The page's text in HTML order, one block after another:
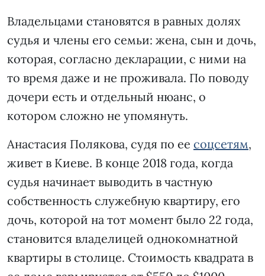
Владельцами становятся в равных долях
судья и члены его семьи: жена, сын и дочь,
которая, согласно декларации, с ними на
то время даже и не проживала. По поводу
дочери есть и отдельный нюанс, о
котором сложно не упомянуть.
Анастасия Полякова, судя по ее соцсетям,
живет в Киеве. В конце 2018 года, когда
судья начинает выводить в частную
собственность служебную квартиру, его
дочь, которой на тот момент было 22 года,
становится владелицей однокомнатной
квартиры в столице. Стоимость квадрата в